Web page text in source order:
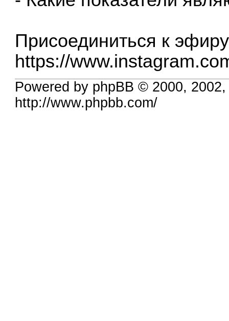
Присоединиться к
https://
Powered by phpBB © 2000,
http://www.phpbb.com/